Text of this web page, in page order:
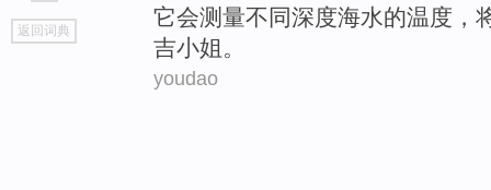
go
top
返回词典
它会测量不同深度海水的温度 ，
吉小姐 。
youdao